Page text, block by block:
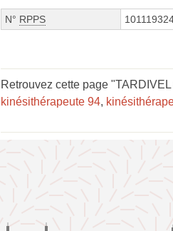
N° RPPS
Retrouvez cette page
kinésithérapeute 94,